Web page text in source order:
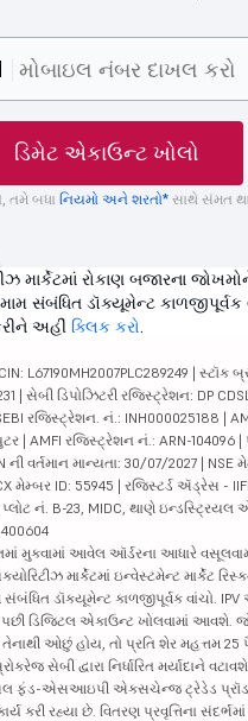
ડિમેટ એકાઉન્ટ ખોલો
તમે બધા નિયમો અને શરતો*સાથે સંમત
માર્કેટમાં રોકાણ બજારના
સંબંધિત ડૉક્યૂમેન્ટ કાળજીપૂર્વક
અહીં ક્લિક કરો.
L67190MH2007PLC289249 | સ્ટૉક
| સેબી ડિપોઝિટરી રજિસ્ટ્રેશન: DP CDSL
રજિસ્ટ્રેશન. નં.: INH000025188 |
| AMFI રજિસ્ટ્રેશન નં.: ARN-104096 |
ની વર્તમાન માન્યતા: 30/07/2027 | NSE
મેમ્બર ID: 55945 | રજિસ્ટર્ડ ઍડ્રેસ -
પ્લોટ નં. B-23, MIDC, થાણે ઇન્ડસ્ટ્રિયલ
મુકવામાં આવેલ ઑર્ડરના આધારે
માર્કેટમાં ઇન્વેસ્ટમેન્ટ માર્કેટ
ડૉક્યૂમેન્ટ કાળજીપૂર્વક વાંચો.
ડિજિટલ એકાઉન્ટ ખોલવામાં આવશે.
ઓછું હોય, તો પ્રતિ શેર મહત્તમ 25
સેબી દ્વારા નિર્ધારિત મર્યાદાને
ફંડ-એસઆઇપી એક્સચેન્જ ટ્રેડેડ
કરી રહ્યા છે. વિતરણ પ્રવૃત્તિના સંદર્ભમાં